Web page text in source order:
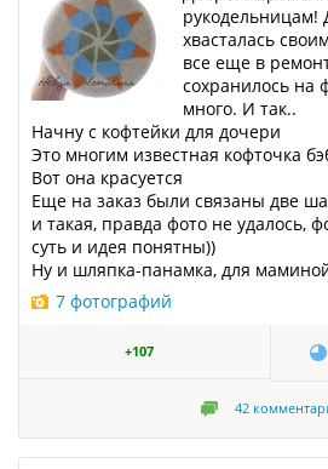
рукодельницам!
хвасталась
все еще в
сохранилось на
много. И так..
Начну с кофтейки для дочери
Это многим известная кофточка
Вот она красуется
Еще на заказ были связаны две
и такая, правда фото не удалось,
суть и идея понятны))
Ну и шляпка-панамка, для
7 фотографий
+107
42